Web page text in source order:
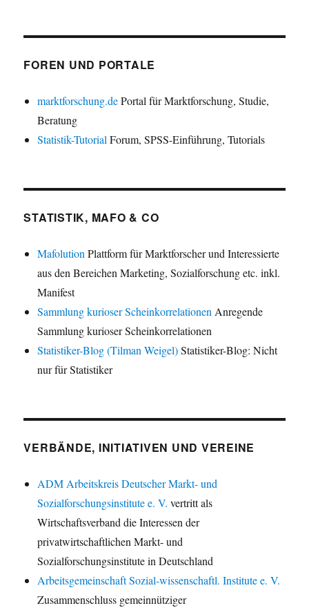
FOREN UND PORTALE
marktforschung.dePortal für Marktforschung, Studie,
Beratung
Statistik-Tutorial Forum, SPSS-Einführung, Tutorials
STATISTIK, MAFO & CO
Mafolution Plattform für Marktforscher und Interessierte
aus den Bereichen Marketing, Sozialforschung etc. inkl.
Manifest
Sammlung kurioser Scheinkorrelationen Anregende
Sammlung kurioser Scheinkorrelationen
Statistiker-Blog (Tilman Weigel)Statistiker-Blog: Nicht
nur für Statistiker
VERBÄNDE, INITIATIVEN UND VEREINE
ADM Arbeitskreis Deutscher Markt- und
Sozialforschungsinstitute e. V. vertritt als
Wirtschaftsverband die Interessen der
privatwirtschaftlichen Markt- und
Sozialforschungsinstitute in Deutschland
Arbeitsgemeinschaft Sozial-wissenschaftl. Institute e. V.
Zusammenschluss gemeinnütziger